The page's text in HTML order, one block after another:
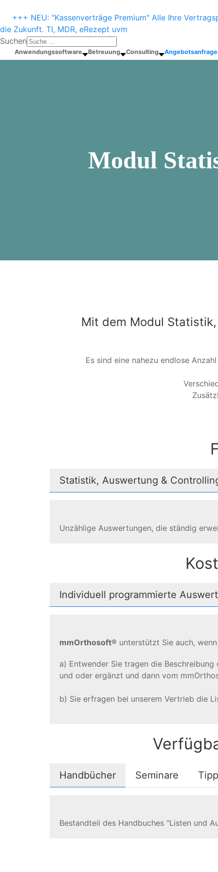
+++ NEU: "Kassenverträge Premium" Alle Ihre
die Zukunft. TI, MDR, eRezept uvm
Suchen
Anwendungssoftware Betreuung Consulting Angebotsanfrage
Modul
Mit dem Modul
Es sind eine nahezu endlose
Statistik, Auswertung &
Unzählige Auswertungen, die ständig
Individuell programmierte
mmOrthosoft® unterstützt Sie auch,
a) Entwender Sie tragen die
und oder ergänzt und dann vom
b) Sie erfragen bei unserem Vertrieb die
Handbücher Seminare
Bestandteil des Handbuches "Listen und